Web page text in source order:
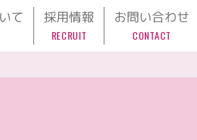
て 採用情報
RECRUIT
お問い合わせ
CONTACT